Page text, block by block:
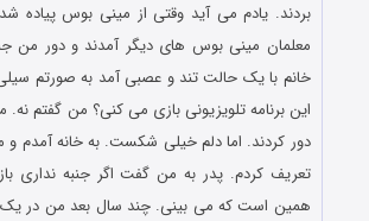
بردند. یادم می آید وقتی از مینی بوس پیاده
معلمان مینی بوس های دیگر آمدند و دور من
خانم با یک حالت تند و عصبی آمد به صورتم
این برنامه تلویزیونی بازی می کنی؟ من گفتم نه.
دور کردند. اما دلم خیلی شکست. به خانه آمدم و
تعریف کردم. پدر به من گفت اگر جنبه نداری
همین است که می بینی. چند سال بعد من در یک